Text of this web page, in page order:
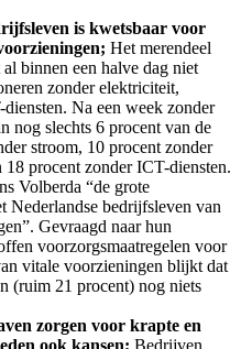
is kwetsbaar voor
Het merendeel
binnen een halve dag niet
zonder elektriciteit,
Na een week zonder
nog slechts 6 procent van de
stroom, 10 procent zonder
18 procent zonder ICT-diensten.
Volberda “de grote
Nederlandse bedrijfsleven van
Gevraagd naar hun
voorzorgsmaatregelen voor
vitale voorzieningen blijkt dat
(ruim 21 procent) nog niets
zorgen voor krapte en